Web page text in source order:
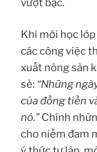
vượt bậc.
Khi mới học
các công việc
xuất nông sản
sẻ: “Những
của đồng tiền
nó.” Chính
cho niềm đam